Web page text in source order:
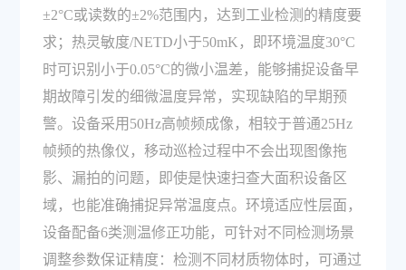
±2°C或读数的±2%范围内，达到工业检测的精度要
求；热灵敏度/NETD小于50mK，即环境温度30°C
时可识别小于0.05°C的微小温差，能够捕捉设备早
期故障引发的细微温度异常，实现缺陷的早期预
警。设备采用50Hz高帧频成像，相较于普通25Hz
帧频的热像仪，移动巡检过程中不会出现图像拖
影、漏拍的问题，即使是快速扫查大面积设备区
域，也能准确捕捉异常温度点。环境适应性层面，
设备配备6类测温修正功能，可针对不同检测场景
调整参数保证精度：检测不同材质物体时，可通过